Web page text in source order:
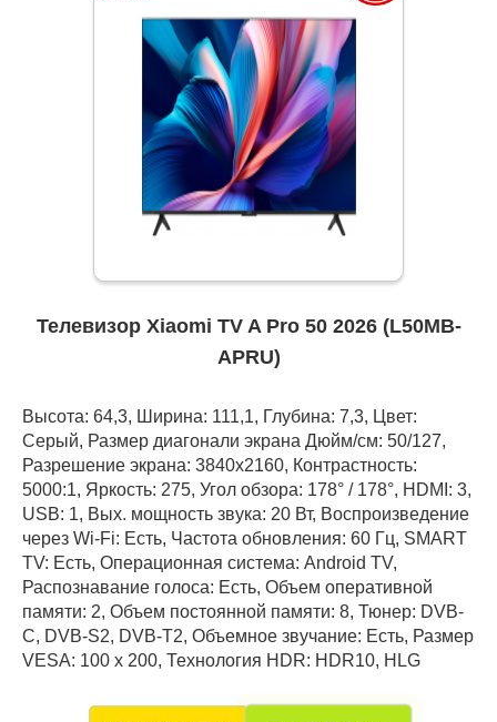
Телевизор Xiaomi TV A Pro 50 2026 (L50MB-
APRU)
Высота: 64,3, Ширина: 111,1, Глубина: 7,3, Цвет:
Серый, Размер диагонали экрана Дюйм/см: 50/127,
Разрешение экрана: 3840x2160, Контрастность:
5000:1, Яркость: 275, Угол обзора: 178° / 178°, HDMI: 3,
USB: 1, Вых. мощность звука: 20 Вт, Воспроизведение
через Wi-Fi: Есть, Частота обновления: 60 Гц, SMART
TV: Есть, Операционная система: Android TV,
Распознавание голоса: Есть, Объем оперативной
памяти: 2, Объем постоянной памяти: 8, Тюнер: DVB-
C, DVB-S2, DVB-T2, Объемное звучание: Есть, Размер
VESA: 100 х 200, Технология HDR: HDR10, HLG